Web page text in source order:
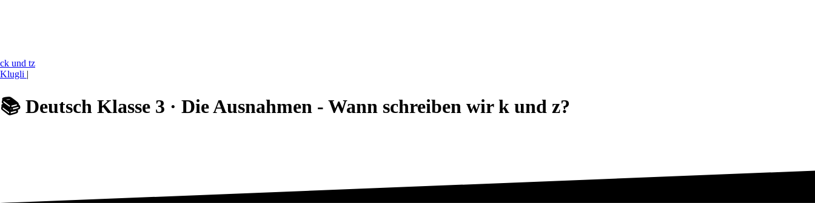
ck und tz
Klugli |
📚 Deutsch Klasse 3 · Die Ausnahmen - Wann schreiben wir k und z?